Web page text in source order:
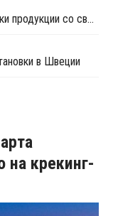
Borealis объявила форс-мажор на поставки продукции со своей крекинг-установки в Стенунгсунде
в Швеции
на крекинг-